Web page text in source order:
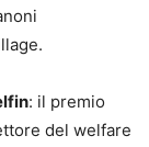
: il premio
del welfare